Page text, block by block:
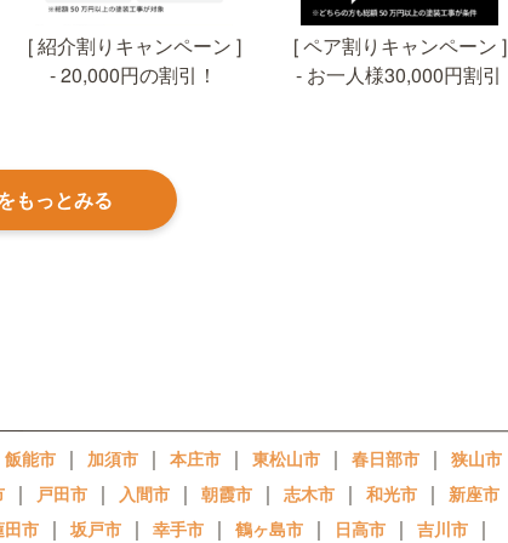
[ 紹介割りキャンペーン ]
- 20,000円の割引！
[ ペア割りキャンペーン ]
- お一人様30,000円割引
もっとみる
飯能市 ｜ 加須市 ｜ 本庄市 ｜ 東松山市 ｜ 春日部市 ｜ 狭山市
｜ 戸田市 ｜ 入間市 ｜ 朝霞市 ｜ 志木市 ｜ 和光市 ｜ 新座市
田市 ｜ 坂戸市 ｜ 幸手市 ｜ 鶴ヶ島市 ｜ 日高市 ｜ 吉川市 ｜